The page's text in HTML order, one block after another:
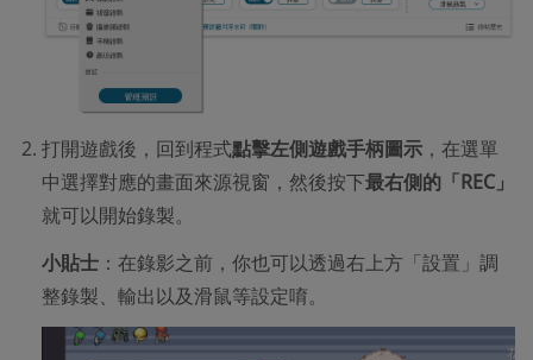
打開遊戲後，回到程式點擊左側遊戲手柄圖示 ，在選單
中選擇對應的畫面來源視窗，然後按下最右側的「REC」
就可以開始錄製。
小貼士 ：在錄影之前，你也可以透過右上方「設置」調
整錄製、輸出以及滑鼠等設定唷。